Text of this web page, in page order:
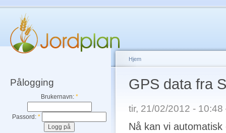
Pålogging
Brukernavn: *
Passord: *
Hjem
GPS data fra
tir, 21/02/2012 -
Nå kan vi